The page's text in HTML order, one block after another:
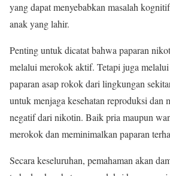
yang dapat menyebabkan masalah
anak yang lahir.
Penting untuk dicatat bahwa paparan
melalui merokok aktif. Tetapi juga
paparan asap rokok dari lingkungan
untuk menjaga kesehatan reproduksi dan
negatif dari nikotin. Baik pria maupun
merokok dan meminimalkan paparan
Secara keseluruhan, pemahaman akan